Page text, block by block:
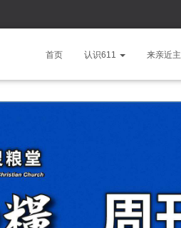
首页 认识611 来亲近主